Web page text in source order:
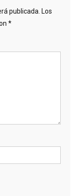
publicada. Los
*